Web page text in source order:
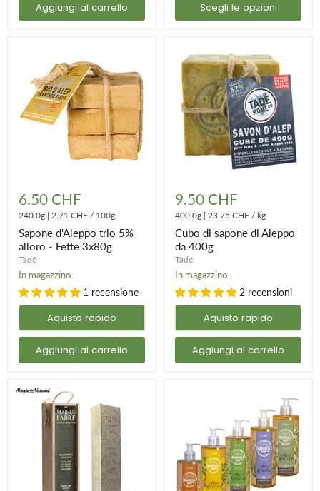
Aggiungi al carrello Scegli le opzioni
d'Aleppo
trio
5%
alloro
Fette
3x80g
6.50 CHF
240.0g | 2.71 CHF / 100g
Sapone d'Aleppo trio 5%
alloro - Fette 3x80g
Tadé
In magazzino
1 recensione
Aquisto rapido
Aggiungi al carrello
di
sapone
di
Aleppo
da
400g
9.50 CHF
400.0g | 23.75 CHF / kg
Cubo di sapone di Aleppo
da 400g
Tadé
In magazzino
2 recensioni
Aquisto rapido
Aggiungi al carrello